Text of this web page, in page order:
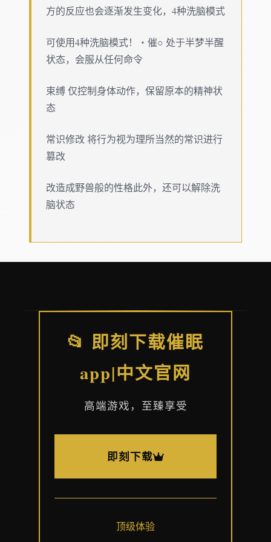
方的反应也会逐渐发生变化，4种洗脑模式
可使用4种洗脑模式！・催○ 处于半梦半醒
状态，会服从任何命令
束缚 仅控制身体动作，保留原本的精神状
态
常识修改 将行为视为理所当然的常识进行
篡改
改造成野兽般的性格此外，还可以解除洗
脑状态
📂 即刻下载催眠
app|中文官网
高端游戏，至臻享受
即刻下载
顶级体验